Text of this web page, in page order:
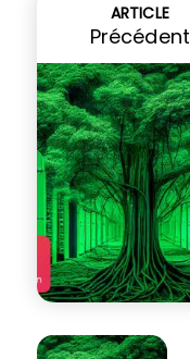
ARTICLE
Précédent